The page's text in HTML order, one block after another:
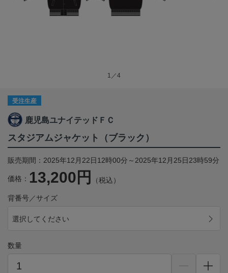
1／4
受注生産
鹿児島ユナイテッドＦＣ
スタジアムジャケット（ブラック）
販売期間：2025年12月22日12時00分～2025年12月25日23時59分
価格： 13,200円 （税込）
背番号／サイズ
選択してください
数量